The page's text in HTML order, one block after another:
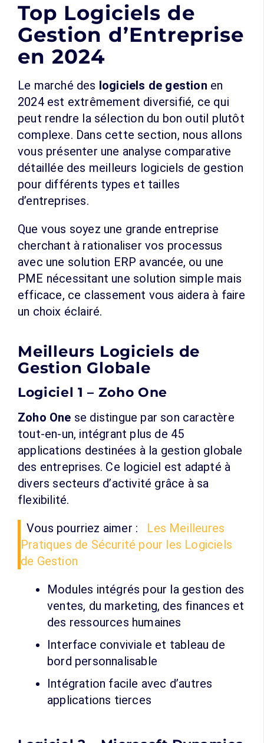
Top Logiciels de
Gestion d’Entreprise
en 2024
Le marché des logiciels de gestion en
2024 est extrêmement diversifié, ce qui
peut rendre la sélection du bon outil plutôt
complexe. Dans cette section, nous allons
vous présenter une analyse comparative
détaillée des meilleurs logiciels de gestion
pour différents types et tailles
d’entreprises.
Que vous soyez une grande entreprise
cherchant à rationaliser vos processus
avec une solution ERP avancée, ou une
PME nécessitant une solution simple mais
efficace, ce classement vous aidera à faire
un choix éclairé.
Meilleurs Logiciels de
Gestion Globale
Logiciel 1 – Zoho One
Zoho One se distingue par son caractère
tout-en-un, intégrant plus de 45
applications destinées à la gestion globale
des entreprises. Ce logiciel est adapté à
divers secteurs d’activité grâce à sa
flexibilité.
Vous pourriez aimer :
Les Meilleures
Pratiques de Sécurité pour les Logiciels
de Gestion
Modules intégrés pour la gestion des
ventes, du marketing, des finances et
des ressources humaines
Interface conviviale et tableau de
bord personnalisable
Intégration facile avec d’autres
applications tierces